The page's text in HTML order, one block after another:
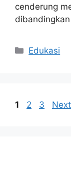
cenderung
Categories
Edukasi
Page
1 Page
2 Page
3 Next